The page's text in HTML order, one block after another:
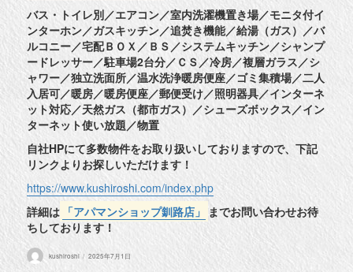
バス・トイレ別／エアコン／室内洗濯機置き場／モニタ付イ
ンターホン／ガスキッチン／追焚き機能／給湯（ガス）／バ
ルコニー／宅配ＢＯＸ／ＢＳ／システムキッチン／シャンプ
ードレッサー／駐車場2台分／ＣＳ／冷房／複層ガラス／シ
ャワー／独立洗面所／温水洗浄暖房便座／ゴミ集積場／二人
入居可／暖房／暖房便座／郵便受け／照明器具／インターネ
ット対応／天然ガス（都市ガス）／シューズボックス／イン
ターネット使い放題／物置
自社HPにて多数物件をお取り扱いしておりますので、下記
リンクよりお探しいただけます！
https://www.kushiroshi.com/index.php
詳細は 「アパマンショップ釧路店」 までお問い合わせお待
ちしております！
投
稿
kushiroshi
投
2025年7月1日